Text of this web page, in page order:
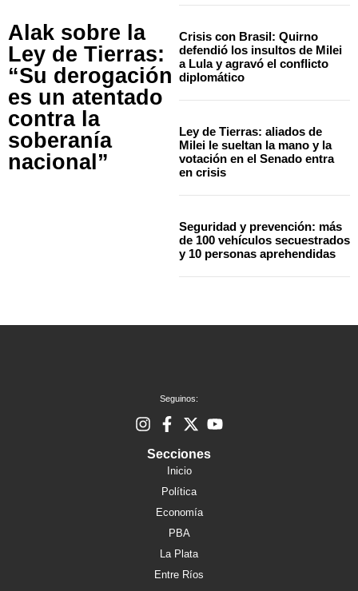
Alak sobre la
Ley de Tierras:
“Su derogación
es un atentado
contra la
soberanía
nacional”
Crisis con Brasil: Quirno
defendió los insultos de Milei
a Lula y agravó el conflicto
diplomático
Ley de Tierras: aliados de
Milei le sueltan la mano y la
votación en el Senado entra
en crisis
Seguridad y prevención: más
de 100 vehículos secuestrados
y 10 personas aprehendidas
Seguinos:
Secciones
Inicio
Política
Economía
PBA
La Plata
Entre Ríos